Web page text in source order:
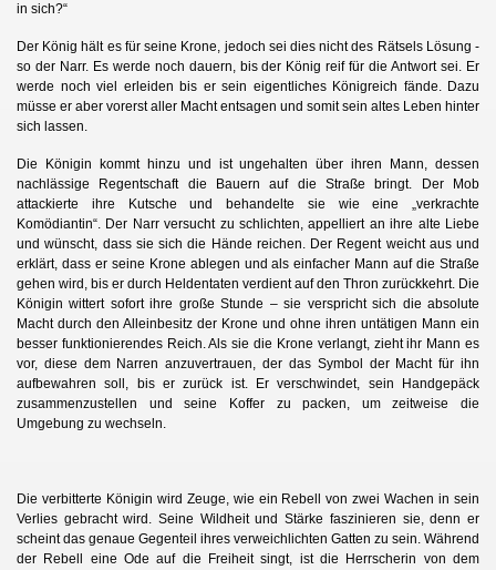
in sich?“
Der König hält es für seine Krone, jedoch sei dies nicht des Rätsels Lösung -
so der Narr. Es werde noch dauern, bis der König reif für die Antwort sei. Er
werde noch viel erleiden bis er sein eigentliches Königreich fände. Dazu
müsse er aber vorerst aller Macht entsagen und somit sein altes Leben hinter
sich lassen.
Die Königin kommt hinzu und ist ungehalten über ihren Mann, dessen
nachlässige Regentschaft die Bauern auf die Straße bringt. Der Mob
attackierte ihre Kutsche und behandelte sie wie eine „verkrachte
Komödiantin“. Der Narr versucht zu schlichten, appelliert an ihre alte Liebe
und wünscht, dass sie sich die Hände reichen. Der Regent weicht aus und
erklärt, dass er seine Krone ablegen und als einfacher Mann auf die Straße
gehen wird, bis er durch Heldentaten verdient auf den Thron zurückkehrt. Die
Königin wittert sofort ihre große Stunde – sie verspricht sich die absolute
Macht durch den Alleinbesitz der Krone und ohne ihren untätigen Mann ein
besser funktionierendes Reich. Als sie die Krone verlangt, zieht ihr Mann es
vor, diese dem Narren anzuvertrauen, der das Symbol der Macht für ihn
aufbewahren soll, bis er zurück ist. Er verschwindet, sein Handgepäck
zusammenzustellen und seine Koffer zu packen, um zeitweise die
Umgebung zu wechseln.
Die verbitterte Königin wird Zeuge, wie ein Rebell von zwei Wachen in sein
Verlies gebracht wird. Seine Wildheit und Stärke faszinieren sie, denn er
scheint das genaue Gegenteil ihres verweichlichten Gatten zu sein. Während
der Rebell eine Ode auf die Freiheit singt, ist die Herrscherin von dem